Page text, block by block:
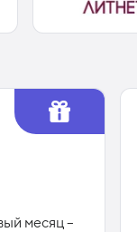
месяц –